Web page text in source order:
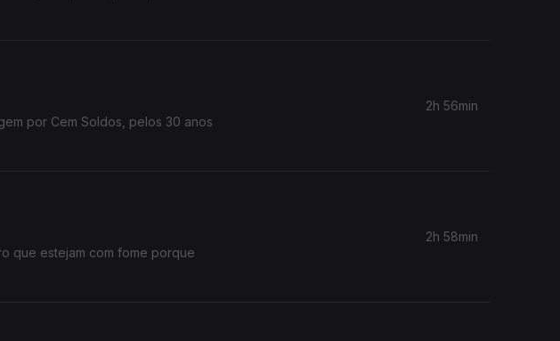
por Cem Soldos, pelos 30 anos
2h 56min
que estejam com fome porque
2h 58min